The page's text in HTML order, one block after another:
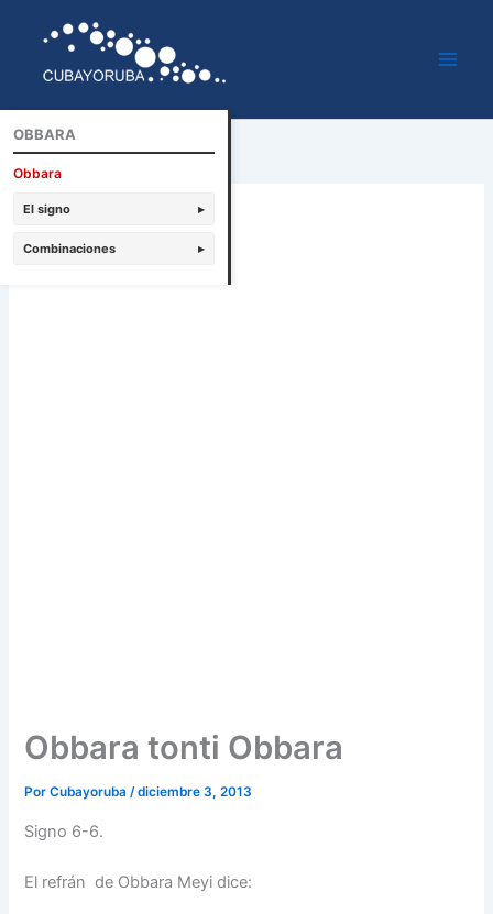
contenido
Obbara tonti Obbara
PorCubayoruba/diciembre 3, 2013
Signo 6-6.
El refrán de Obbara Meyi dice:
OBBARA
Obbara
El signo ▸
Combinaciones ▸